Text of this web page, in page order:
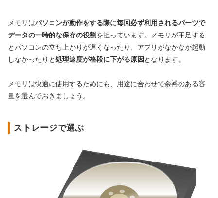
メモリはパソコンが動作をする際に毎回必ず利用されるパーツで
データの一時的な保存の役割 を担っています。メモリが不足する
とパソコンの立ち上がりが遅くなったり、アプリがなかなか起動
しなかったりと 処理速度が格段に下がる原因 となります。
メモリは快適に使用するためにも、用途に合わせて余裕のある容
量を選んでおきましょう。
ストレージで選ぶ